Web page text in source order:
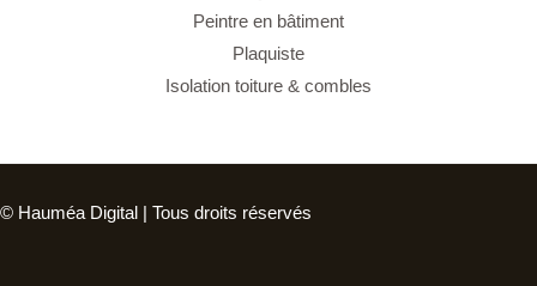
Peintre en bâtiment
Plaquiste
Isolation toiture & combles
© Hauméa Digital | Tous droits réservés